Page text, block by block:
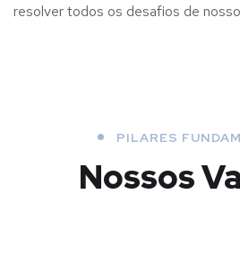
resolver todos os desafios de
PILARES
Nossos